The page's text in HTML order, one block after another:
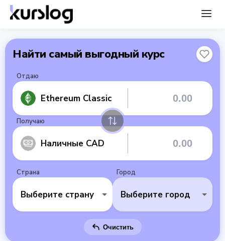
Найти самый выгодный курс
Отдаю
Ethereum Classic
Получаю
Наличные CAD
Страна
Выберите страну
Город
Выберите город
Очистить